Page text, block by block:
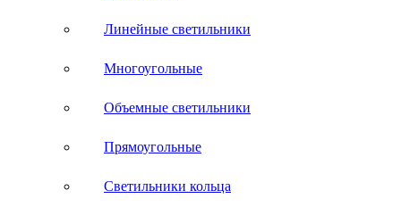
Линейные светильники
Многоугольные
Объемные светильники
Прямоугольные
Светильники кольца